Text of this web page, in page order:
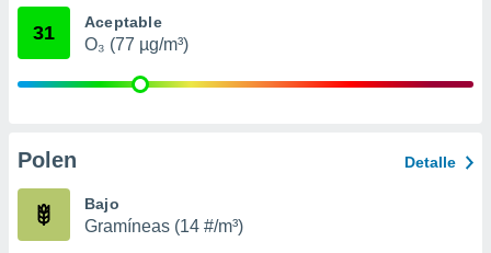
e
de
31 Aceptable
O₃ (77 µg/m³)
Polen Detalle
Bajo
Gramíneas (14 #/m³)